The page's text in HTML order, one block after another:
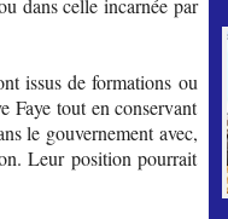
issus de formations ou
Faye tout en conservant
le gouvernement avec,
Leur position pourrait